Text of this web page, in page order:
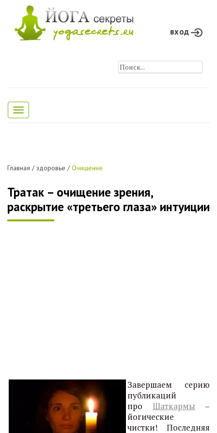
вход
Toggle
navigation
Главная /здоровье /Очищение
Тратак – очищение зрения,
раскрытие «третьего глаза» интуиции
Завершаем серию
публикаций
про Шаткармы –
йогические
чистки! Последняя